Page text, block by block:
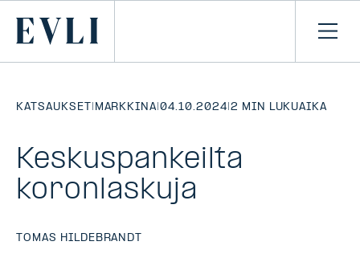
Primary
Avaa
KATSAUKSET | MARKKINA|04.10.2024|2 MIN LUKUAIKA
Keskuspankeilta
koronlaskuja
TOMAS HILDEBRANDT